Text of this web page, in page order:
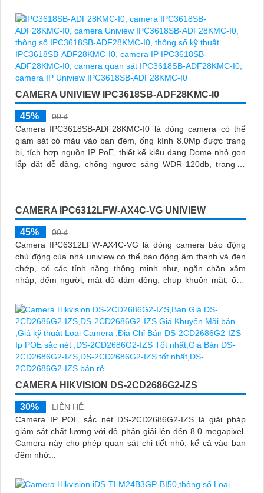
CAMERA UNIVIEW IPC3618SB-ADF28KMC-I0
45%
00 ₫
Camera IPC3618SB-ADF28KMC-I0 là dòng camera có thể
giám sát có màu vào ban đêm, ống kính 8.0Mp được trang
bị, tích hợp nguồn IP PoE, thiết kế kiểu dang Dome nhỏ gọn
lắp đặt dễ dàng, chống ngược sáng WDR 120db, trang bị
CAMERA IPC6312LFW-AX4C-VG UNIVIEW
45%
00 ₫
Camera IPC6312LFW-AX4C-VG là dòng camera báo động
chủ động của nhà uniview có thể báo động âm thanh và đèn
chớp, có các tính năng thông minh như, ngăn chặn xâm
nhập, đếm người, mật độ đám đông, chụp khuôn mặt, ống
CAMERA HIKVISION DS-2CD2686G2-IZS
30%
LIÊN HỆ
Camera IP POE sắc nét DS-2CD2686G2-IZS là giải pháp
giám sát chất lượng với độ phân giải lên đến 8.0 megapixel.
Camera này cho phép quan sát chi tiết nhỏ, kể cả vào ban
đêm nhờ...